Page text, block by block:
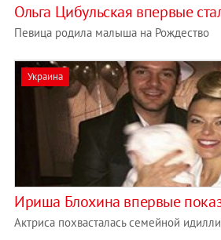
Ольга Цибульская впервые
Певица родила малыша на Рождество
Украина
Ириша Блохина впервые
Актриса похвасталась семейной